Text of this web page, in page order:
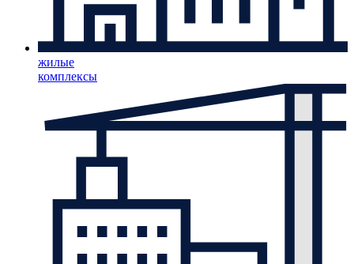
жилые
комплексы